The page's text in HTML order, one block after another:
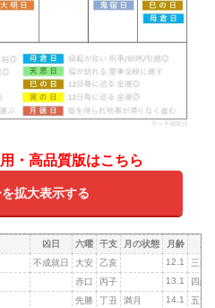
・高品質版はこちら
拡大表示する
凶日 六曜 干支 月の状態 月齢
不成就日 大安 乙亥 12.1
三碧
赤口 丙子 13.1
四緑
先勝 丁丑 満月 14.1 五黄